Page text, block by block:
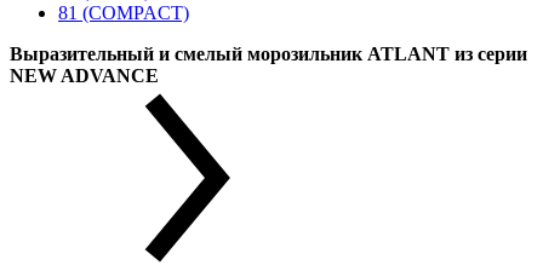
81 (COMPACT)
Выразительный и смелый морозильник ATLANT из серии
NEW ADVANCE